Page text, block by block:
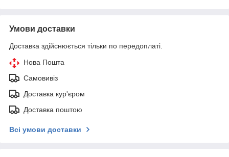
Умови доставки
Доставка здійснюється тільки по передоплаті.
Нова Пошта
Самовивіз
Доставка кур'єром
Доставка поштою
Всі умови доставки